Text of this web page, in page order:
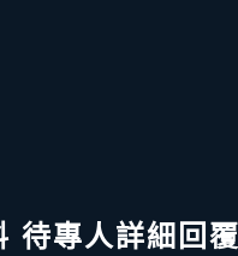
待專人詳細回覆